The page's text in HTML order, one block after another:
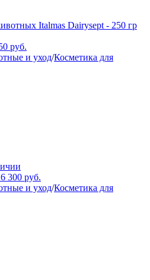
Italmas Dairysept - 250 гр
руб.
и уход/Косметика для
6 300 руб.
и уход/Косметика для